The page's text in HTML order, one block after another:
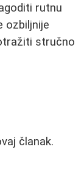
rutnu
ozbiljnije
stručno
članak.